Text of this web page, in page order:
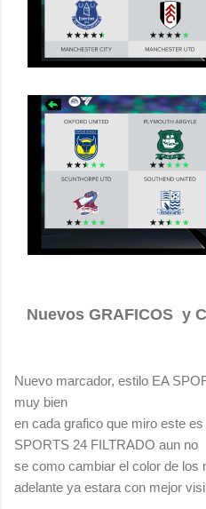
Nuevos GRAFICOS y
Nuevo marcador, estilo EA
muy bien
en cada grafico que miro este
SPORTS 24 FILTRADO aun no
se como cambiar el color de los
adelante ya estara con mejor